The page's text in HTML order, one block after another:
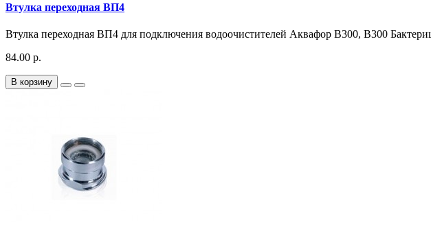
Втулка переходная ВП4
Втулка переходная ВП4 для подключения водоочистителей Аквафор В300, В300
84.00 р.
В корзину